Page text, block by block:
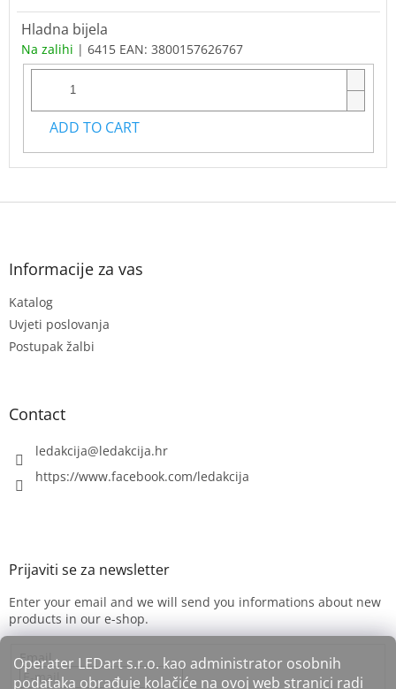
Operater LEDart s.r.o. kao administrator osobnih
podataka obrađuje kolačiće na ovoj web stranici radi
Hladna bijela
Na zalihi | 6415 EAN: 3800157626767
ADD TO CART
F
Informacije za vas
Katalog
Uvjeti poslovanja
Postupak žalbi
Contact
ledakcija@ledakcija.hr
https://www.facebook.com/ledakcija
Enter your email and we will send you informations about new
products in our e-shop.
Email